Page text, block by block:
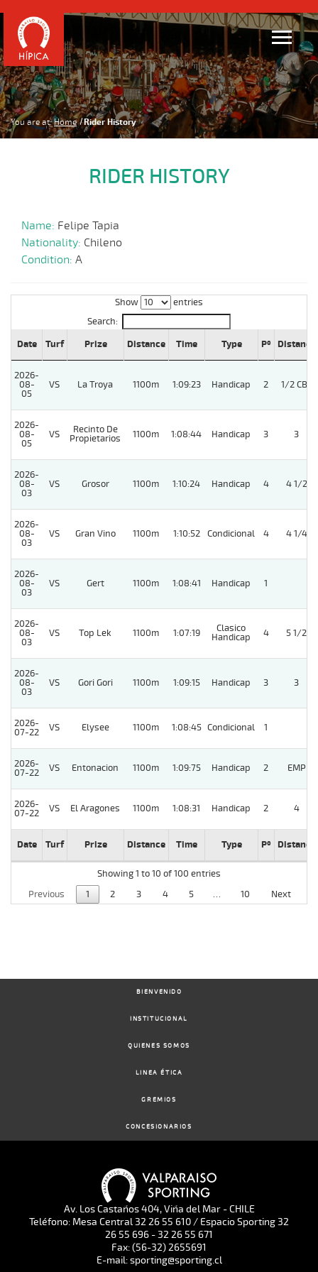
You are at: Home Rider History
RIDER HISTORY
Name: Felipe Tapia
Nationality: Chileno
Condition: A
Show
entries
Search:
Date
Turf Prize Distance Time Type Pº Distance
2026-
08-
05
VS La Troya 1100m 1:09:23 Handicap 2 1/2 CBZ
2026-
08-
05
VS
Recinto De
Propietarios
1100m 1:08:44 Handicap 3 3
2026-
08-
03
VS Grosor 1100m 1:10:24 Handicap 4 4 1/2
2026-
08-
03
VS Gran Vino 1100m 1:10:52 Condicional 4 4 1/4
2026-
08-
03
VS Gert 1100m 1:08:41 Handicap 1
2026-
08-
03
VS Top Lek 1100m 1:07:19
Clasico
Handicap
4 5 1/2
2026-
08-
03
VS Gori Gori 1100m 1:09:15 Handicap 3 3
2026-
07-22
VS Elysee 1100m 1:08:45 Condicional 1
2026-
07-22
VS Entonacion 1100m 1:09:75 Handicap 2 EMP
2026-
07-22
VS El Aragones 1100m 1:08:31 Handicap 2 4
Date Turf Prize Distance Time Type Pº Distance
Showing 1 to 10 of 100 entries
Previous
1 2 3 4 5 … 10 Next
BIENVENIDO
INSTITUCIONAL
QUIENES SOMOS
LINEA ÉTICA
GREMIOS
CONCESIONARIOS
Av. Los Castaños 404, Viña del Mar - CHILE
Teléfono: Mesa Central 32 26 55 610 / Espacio Sporting 32
26 55 696 - 32 26 55 671
Fax: (56-32) 2655691
E-mail: sporting@sporting.cl